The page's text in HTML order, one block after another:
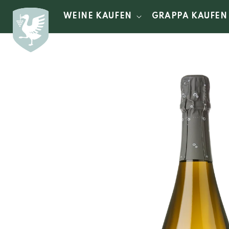
zum
Inhalt
WEINE KAUFEN GRAPPA KAUFEN